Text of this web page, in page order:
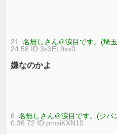
21:名無しさん＠涙目です。(埼
24.58 ID:3s3EL9xx0
嫌なのかよ
6:名無しさん＠涙目です。(ジパ
0:36.72 ID:pmsiKXN10